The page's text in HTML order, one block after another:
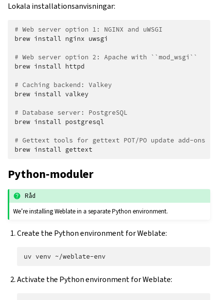
Lokala installationsanvisningar:
# Web server option 1: NGINX and uWSGI
brew install nginx uwsgi
# Web server option 2: Apache with ``mod_wsgi``
brew install httpd
# Caching backend: Valkey
brew install valkey
# Database server: PostgreSQL
brew install postgresql
# Gettext tools for gettext POT/PO update add-ons
brew install
Python-moduler
Råd
We’re installing Weblate in a separate Python environment.
Create the Python environment for Weblate:
uv venv
Activate the Python environment for Weblate: